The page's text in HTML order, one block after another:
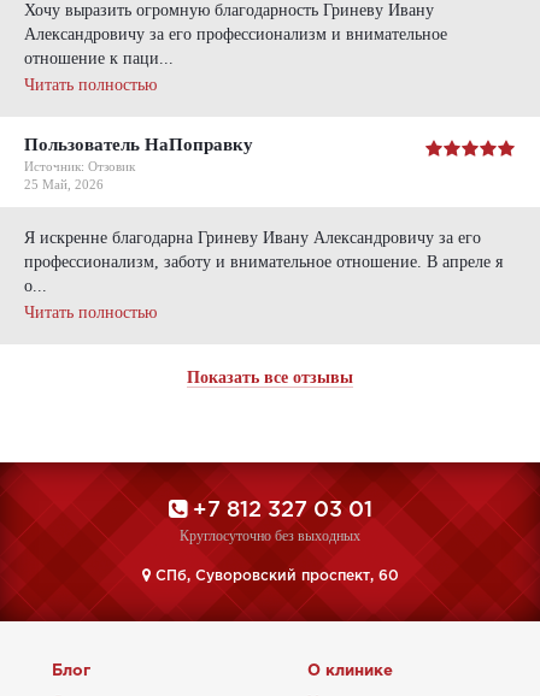
Хочу выразить огромную благодарность Гриневу Ивану
Александровичу за его профессионализм и внимательное
отношение к паци...
Читать полностью
Пользователь НаПоправку
Источник: Отзовик
25 Май, 2026
Я искренне благодарна Гриневу Ивану Александровичу за его
профессионализм, заботу и внимательное отношение. В апреле я
о...
Читать полностью
Показать все отзывы
+7 812 327 03 01
Круглосуточно без выходных
CПб, Суворовский проспект, 60
Блог О клинике